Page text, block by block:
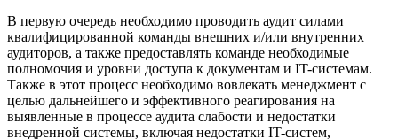
В первую очередь необходимо проводить аудит силами
квалифицированной команды внешних и/или внутренних
аудиторов, а также предоставлять команде необходимые
полномочия и уровни доступа к документам и IT-системам.
Также в этот процесс необходимо вовлекать менеджмент с
целью дальнейшего и эффективного реагирования на
выявленные в процессе аудита слабости и недостатки
внедренной системы, включая недостатки IT-систем,